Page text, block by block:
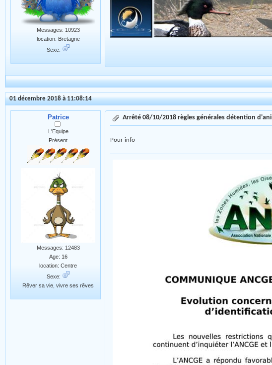
Messages: 10923
location: Bretagne
Sexe:
01 décembre 2018 à 11:08:14
Patrice
L'Equipe
Présent
Messages: 12483
Age: 16
location: Centre
Sexe:
Rêver sa vie, vivre ses rêves
Arrêté 08/10/2018 règles générales détention
Pour info